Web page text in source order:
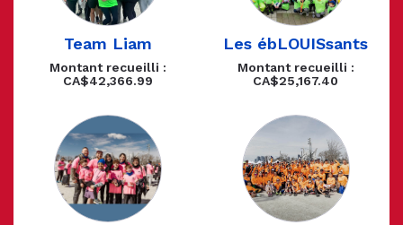
Team Liam
Montant recueilli :
CA$42,366.99
Les ébLOUISsants
Montant recueilli :
CA$25,167.40